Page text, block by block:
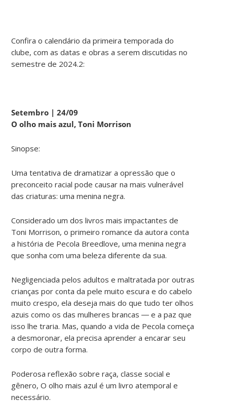
Confira o calendário da primeira temporada do
clube, com as datas e obras a serem discutidas no
semestre de 2024.2:
Setembro | 24/09
O olho mais azul, Toni Morrison
Sinopse:
Uma tentativa de dramatizar a opressão que o
preconceito racial pode causar na mais vulnerável
das criaturas: uma menina negra.
Considerado um dos livros mais impactantes de
Toni Morrison, o primeiro romance da autora conta
a história de Pecola Breedlove, uma menina negra
que sonha com uma beleza diferente da sua.
Negligenciada pelos adultos e maltratada por outras
crianças por conta da pele muito escura e do cabelo
muito crespo, ela deseja mais do que tudo ter olhos
azuis como os das mulheres brancas ― e a paz que
isso lhe traria. Mas, quando a vida de Pecola começa
a desmoronar, ela precisa aprender a encarar seu
corpo de outra forma.
Poderosa reflexão sobre raça, classe social e
gênero,O olho mais azul é um livro atemporal e
necessário.